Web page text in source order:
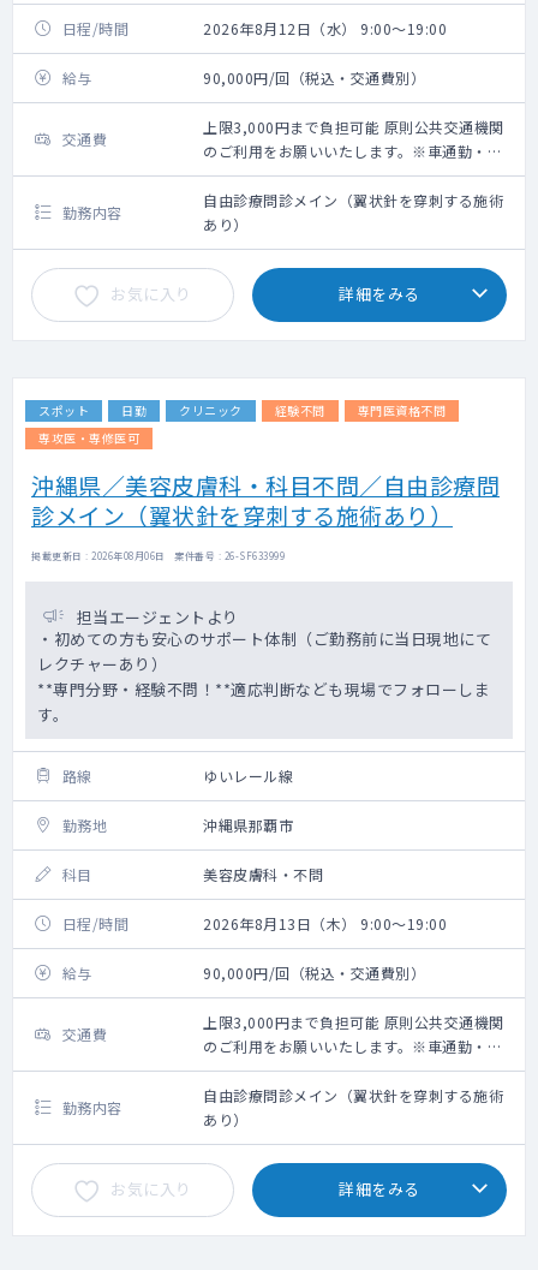
日程/時間 2026年8月12日（水） 9:00～19:00
給与 90,000円/回（税込・交通費別）
交通費
上限3,000円まで負担可能 原則公共交通機関
のご利用をお願いいたします。※車通勤・タ
クシー利用要相談
勤務内容
自由診療問診メイン（翼状針を穿刺する施術
あり）
お気に入り 詳細をみる
スポット 日勤 クリニック 経験不問
専門医資格不問
専攻医・専修医可
沖縄県／美容皮膚科・科目不問／自由診療問
診メイン（翼状針を穿刺する施術あり）
掲載更新日 : 2026年08月06日 案件番号 : 26-SF633999
担当エージェントより
・初めての方も安心のサポート体制（ご勤務前に当日現地にて
レクチャーあり）
**専門分野・経験不問！**適応判断なども現場でフォローしま
す。
路線 ゆいレール線
勤務地 沖縄県那覇市
科目 美容皮膚科・不問
日程/時間 2026年8月13日（木） 9:00～19:00
給与 90,000円/回（税込・交通費別）
交通費
上限3,000円まで負担可能 原則公共交通機関
のご利用をお願いいたします。※車通勤・タ
クシー利用要相談
勤務内容
自由診療問診メイン（翼状針を穿刺する施術
あり）
お気に入り 詳細をみる